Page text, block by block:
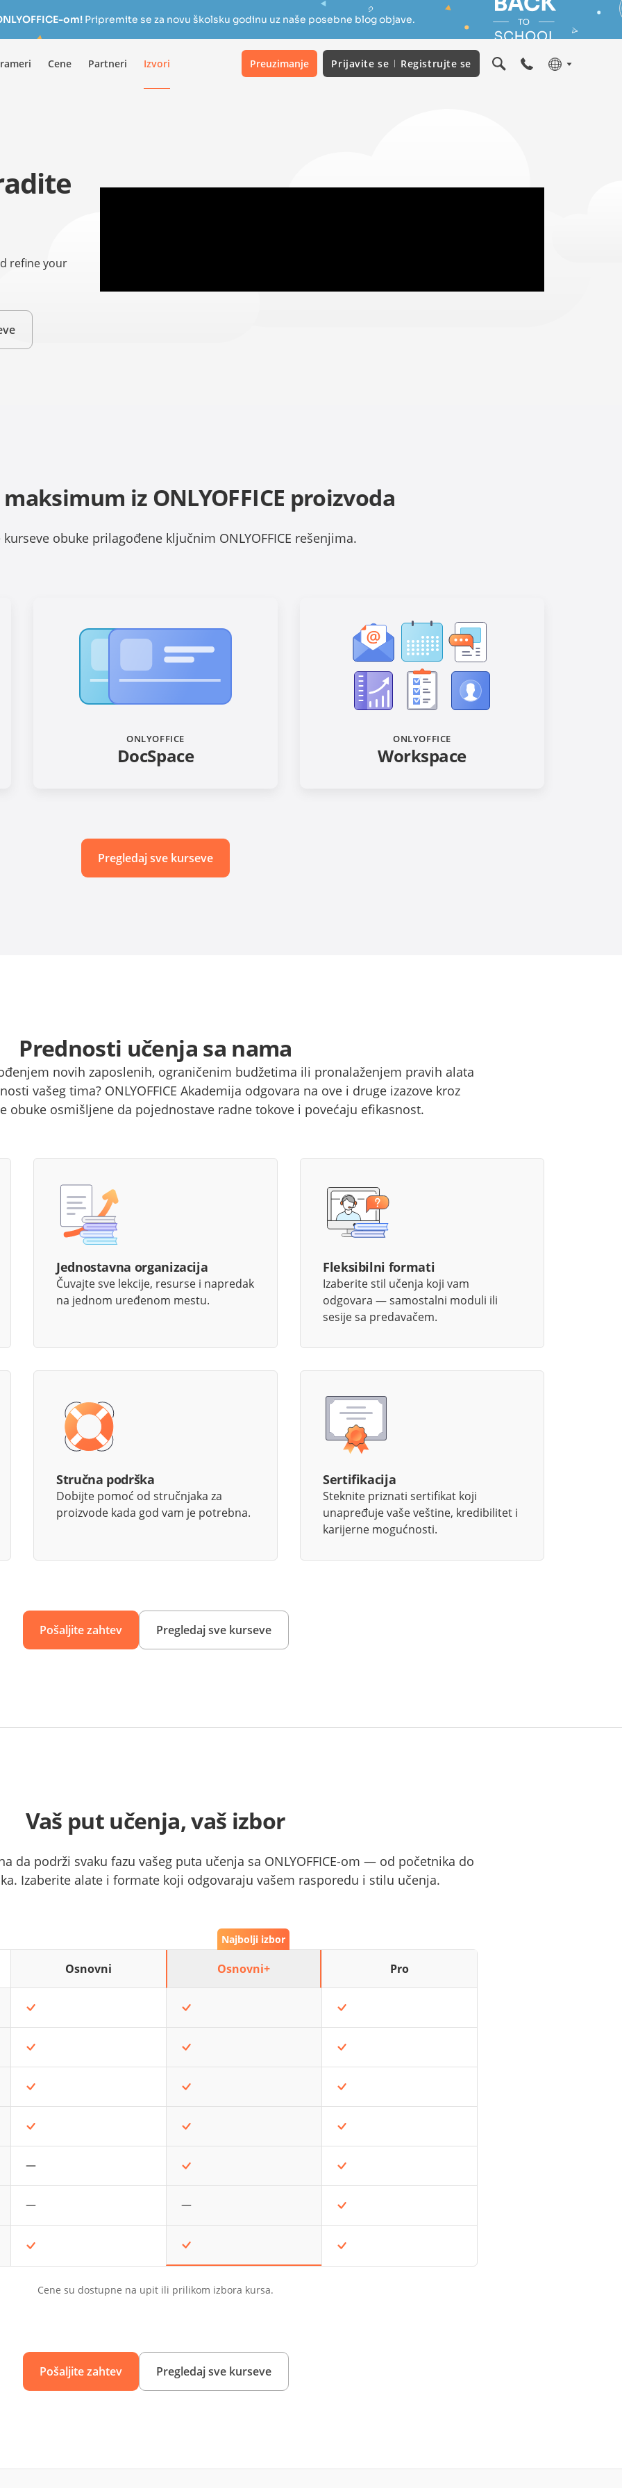
om!Pripremite se za novu školsku godinu uz naše posebne blog objave.
Cene Partneri Izvori Preuzimanje Prijavite se Registrujte se
refine your
iz ONLYOFFICE proizvoda
kurseve obuke prilagođene ključnim ONLYOFFICE rešenjima.
ONLYOFFICE
DocSpace
ONLYOFFICE
Workspace
Pregledaj sve kurseve
Prednosti učenja sa nama
novih zaposlenih, ograničenim budžetima ili pronalaženjem pravih alata
vašeg tima? ONLYOFFICE Akademija odgovara na ove i druge izazove kroz
obuke osmišljene da pojednostave radne tokove i povećaju efikasnost.
Jednostavna organizacija
Čuvajte sve lekcije, resurse i napredak
na jednom uređenom mestu.
Fleksibilni formati
Izaberite stil učenja koji vam
odgovara — samostalni moduli ili
sesije sa predavačem.
Stručna podrška
Dobijte pomoć od stručnjaka za
proizvode kada god vam je potrebna.
Sertifikacija
Steknite priznati sertifikat koji
unapređuje vaše veštine, kredibilitet i
karijerne mogućnosti.
Pošaljite zahtev Pregledaj sve kurseve
Vaš put učenja, vaš izbor
da podrži svaku fazu vašeg puta učenja sa ONLYOFFICE-om — od početnika do
Izaberite alate i formate koji odgovaraju vašem rasporedu i stilu učenja.
Osnovni
Najbolji izbor
Osnovni+ Pro
Cene su dostupne na upit ili prilikom izbora kursa.
Pošaljite zahtev Pregledaj sve kurseve